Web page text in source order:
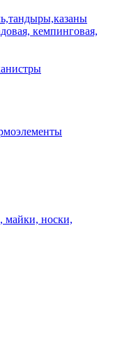
кемпинговая,
майки, носки,